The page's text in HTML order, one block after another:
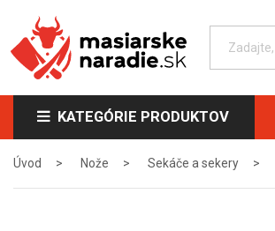
KATEGÓRIE PRODUKTOV
Úvod Nože Sekáče a sekery